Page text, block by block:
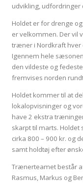
udvikling, udfordringer
Holdet er for drenge
er velkommen. Der vil
træner i Nordkraft hver
Igennem hele
den vildeste og
fremvises norden
Holdet kommer til at
lokalopvisninger og
have 2 ekstra
skarpt til marts. Holdet
cirka 800 – 900 kr. og
samt holdtøj efter
Trænerteamet består
Rasmus, Markus og